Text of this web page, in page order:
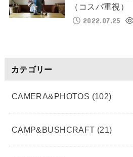
（コスパ重視）
2022.07.25
カテゴリー
CAMERA&PHOTOS (102)
CAMP&BUSHCRAFT (21)